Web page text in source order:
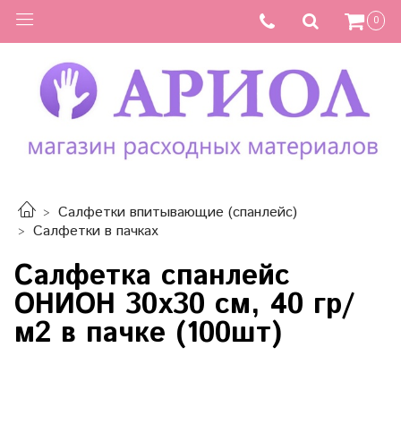
0
Салфетки впитывающие (спанлейс)
Салфетки в пачках
Салфетка спанлейс
ОНИОН 30х30 см, 40 гр/
м2 в пачке (100шт)